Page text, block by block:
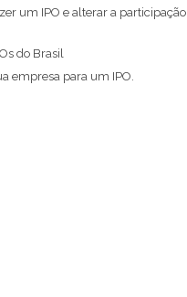
um IPO e alterar a participação
do Brasil
empresa para um IPO.